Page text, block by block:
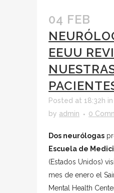
04 FEB
EEUU
Posted at 18:32h in
by admin 0
Dos neurólogas
Escuela de
(Estados Unidos)
mes de enero el
Mental Health